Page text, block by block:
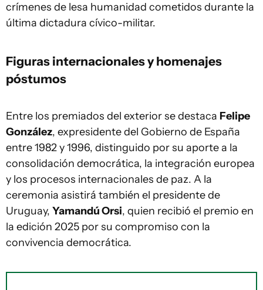
crímenes de lesa humanidad cometidos durante la
última dictadura cívico-militar.
Figuras internacionales y homenajes
póstumos
Entre los premiados del exterior se destaca Felipe
González, expresidente del Gobierno de España
entre 1982 y 1996, distinguido por su aporte a la
consolidación democrática, la integración europea
y los procesos internacionales de paz. A la
ceremonia asistirá también el presidente de
Uruguay, Yamandú Orsi, quien recibió el premio en
la edición 2025 por su compromiso con la
convivencia democrática.